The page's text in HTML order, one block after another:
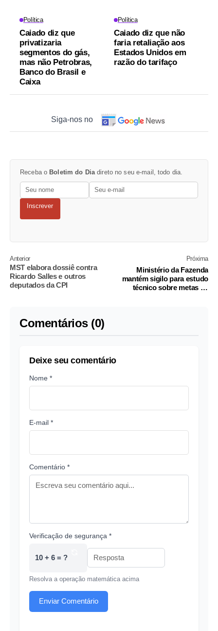
Política
Caiado diz que
privatizaria
segmentos do gás,
mas não Petrobras,
Banco do Brasil e
Caixa
Política
Caiado diz que não
faria retaliação aos
Estados Unidos em
razão do tarifaço
Siga-nos no
Receba o Boletim do Diadireto no seu e-mail, todo dia.
Inscrever
Anterior
MST elabora dossiê contra
Ricardo Salles e outros
deputados da CPI
Próxima
Ministério da Fazenda
mantém sigilo para estudo
técnico sobre metas de
Comentários (0)
Deixe seu comentário
Nome *
E-mail *
Comentário *
Verificação de segurança *
10 + 6 = ?
Resolva a operação matemática acima
Enviar Comentário